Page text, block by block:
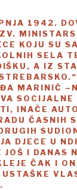
1942.
KOJU SU
SELA
A IZ
MARINIĆ
INAČE
ČASNIH
DJECE U
JOŠ I DANAS
ČAK I
USTAŠKE